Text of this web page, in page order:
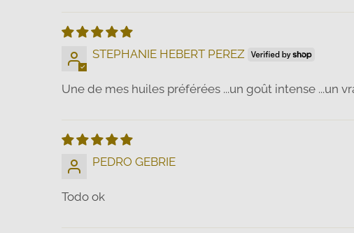
STEPHANIE HEBERT PEREZ
Une de mes huiles préférées ...un goût intense ...un
PEDRO GEBRIE
Todo ok